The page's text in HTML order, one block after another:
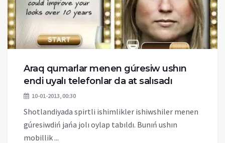
Araq qumarlar menen gúresiw ushın
endi uyalı telefonlar da at salısadı
10-01-2013, 00:30
Shotlandiyada spirtli ishimlikler ishiwshiler menen
gúresiwdiń jańa jolı oylap tabıldı. Bunıń ushın
mobillik ...